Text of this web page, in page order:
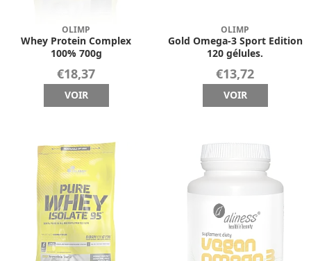
OLIMP
Whey Protein Complex
100% 700g
€18,37
VOIR
OLIMP
Gold Omega-3 Sport Edition
120 gélules.
€13,72
VOIR